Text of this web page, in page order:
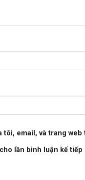
tôi, email, và trang web
lần bình luận kế tiếp